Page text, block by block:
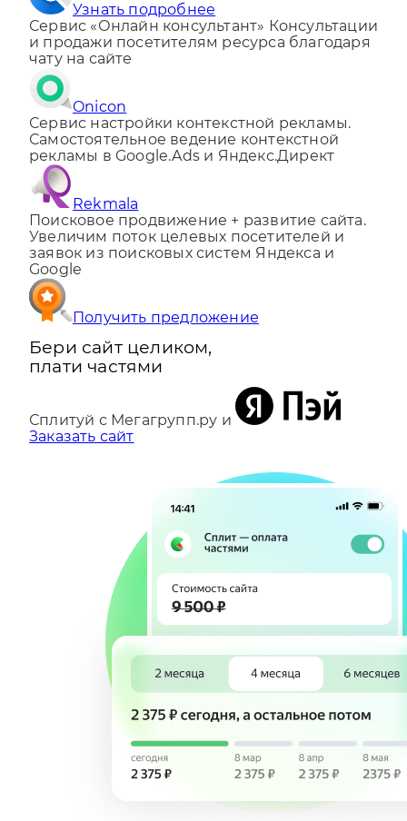
Сервис «Онлайн консультант»
и продажи посетителям ресурса благодаря
чату на сайте
Сервис настройки контекстной рекламы.
Самостоятельное ведение контекстной
рекламы в Google.Ads и Яндекс.Директ
Поисковое продвижение + развитие сайта.
Увеличим поток целевых посетителей и
заявок из поисковых систем Яндекса и
Google
Бери сайт целиком,
плати частями
Заказать сайт